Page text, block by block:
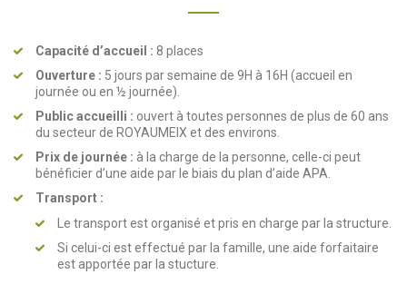
Capacité d’accueil : 8 places
Ouverture : 5 jours par semaine de 9H à 16H (accueil en
journée ou en ½ journée).
Public accueilli : ouvert à toutes personnes de plus de 60 ans
du secteur de ROYAUMEIX et des environs.
Prix de journée : à la charge de la personne, celle-ci peut
bénéficier d’une aide par le biais du plan d’aide APA.
Transport :
Le transport est organisé et pris en charge par la structure.
Si celui-ci est effectué par la famille, une aide forfaitaire
est apportée par la stucture.